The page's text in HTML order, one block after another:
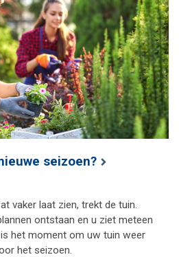
seizoen?
vaker laat zien, trekt de tuin.
ontstaan en u ziet meteen
het moment om uw tuin weer
het seizoen.